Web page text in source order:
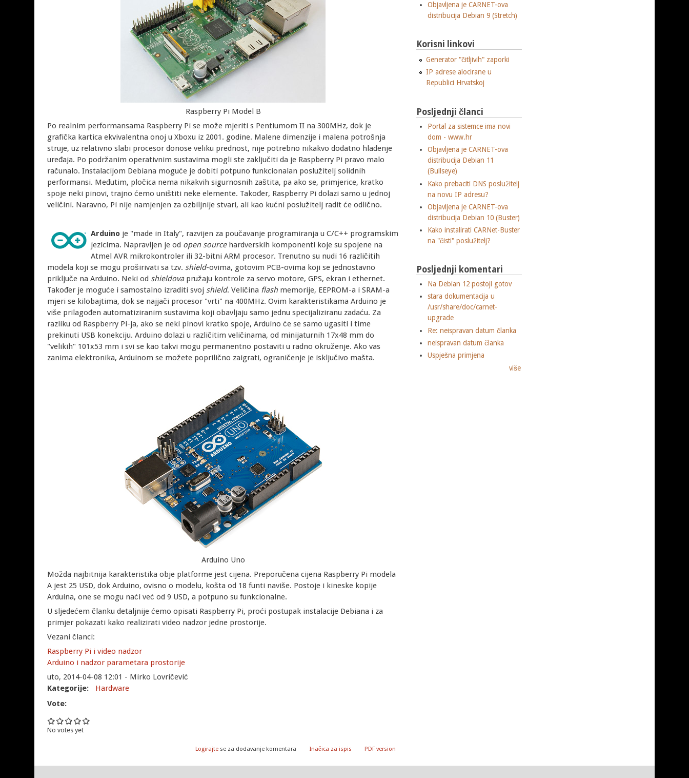
Raspberry Pi Model B
Po realnim performansama Raspberry Pi se može mjeriti s Pentiumom II na 300MHz, dok je
grafička kartica ekvivalentna onoj u Xboxu iz 2001. godine. Malene dimenzije i malena potrošnja
struje, uz relativno slabi procesor donose veliku prednost, nije potrebno nikakvo dodatno hlađenje
uređaja. Po podržanim operativnim sustavima mogli ste zaključiti da je Raspberry Pi pravo malo
računalo. Instalacijom Debiana moguće je dobiti potpuno funkcionalan poslužitelj solidnih
performansi. Međutim, pločica nema nikakvih sigurnosnih zaštita, pa ako se, primjerice, kratko
spoje neki pinovi, trajno ćemo uništiti neke elemente. Također, Raspberry Pi dolazi samo u jednoj
veličini. Naravno, Pi nije namjenjen za ozbiljnije stvari, ali kao kućni poslužitelj radit će odlično.
Arduino je "made in Italy", razvijen za poučavanje programiranja u C/C++ programskim
jezicima. Napravljen je od open sourcehardverskih komponenti koje su spojene na
Atmel AVR mikrokontroler ili 32-bitni ARM procesor. Trenutno su nudi 16 različitih
modela koji se mogu proširivati sa tzv.shield-ovima, gotovim PCB-ovima koji se jednostavno
priključe na Arduino. Neki odshieldova pružaju kontrole za servo motore, GPS, ekran i ethernet.
Također je moguće i samostalno izraditi svojshield. Veličina flash memorije, EEPROM-a i SRAM-a
mjeri se kilobajtima, dok se najjači procesor "vrti" na 400MHz. Ovim karakteristikama Arduino je
više prilagođen automatiziranim sustavima koji obavljaju samo jednu specijaliziranu zadaću. Za
razliku od Raspberry Pi-ja, ako se neki pinovi kratko spoje, Arduino će se samo ugasiti i time
prekinuti USB konekciju. Arduino dolazi u različitim veličinama, od minijaturnih 17x48 mm do
"velikih" 101x53 mm i svi se kao takvi mogu permanentno postaviti u radno okruženje. Ako vas
zanima elektronika, Arduinom se možete poprilično zaigrati, ograničenje je isključivo mašta.
Arduino Uno
Možda najbitnija karakteristika obje platforme jest cijena. Preporučena cijena Raspberry Pi modela
A jest 25 USD, dok Arduino, ovisno o modelu, košta od 18 funti naviše. Postoje i kineske kopije
Arduina, one se mogu naći već od 9 USD, a potpuno su funkcionalne.
U sljedećem članku detaljnije ćemo opisati Raspberry Pi, proći postupak instalacije Debiana i za
primjer pokazati kako realizirati video nadzor jedne prostorije.
Vezani članci:
Raspberry Pi i video nadzor
Arduino i nadzor parametara prostorije
uto, 2014-04-08 12:01 - Mirko Lovričević
Kategorije:
Hardware
Vote:
No votes yet
Logirajte se za dodavanje komentara Inačica za ispis PDF version
Objavljena je CARNET-ova
distribucija Debian 9 (Stretch)
Korisni linkovi
Generator "čitljivih" zaporki
IP adrese alocirane u
Republici Hrvatskoj
Posljednji članci
Portal za sistemce ima novi
dom - www.hr
Objavljena je CARNET-ova
distribucija Debian 11
(Bullseye)
Kako prebaciti DNS poslužitelj
na novu IP adresu?
Objavljena je CARNET-ova
distribucija Debian 10 (Buster)
Kako instalirati CARNet-Buster
na "čisti" poslužitelj?
Posljednji komentari
Na Debian 12 postoji gotov
stara dokumentacija u
/usr/share/doc/carnet-
upgrade
Re: neispravan datum članka
neispravan datum članka
Uspješna primjena
više